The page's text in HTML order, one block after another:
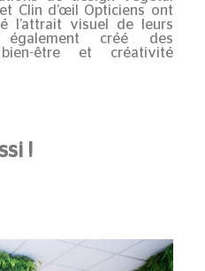
Clin d’œil Opticiens ont
l’attrait visuel de leurs
créé des
être et créativité
!